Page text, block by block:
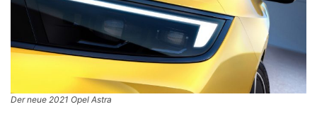
Der neue 2021 Opel Astra